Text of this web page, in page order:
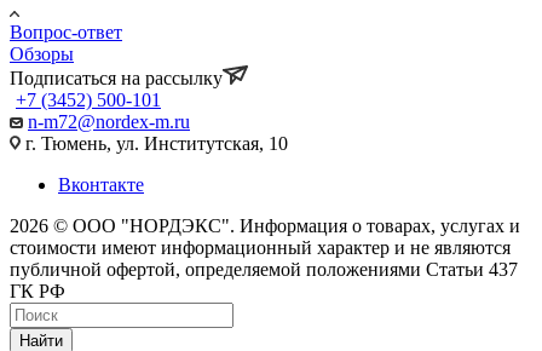
Вопрос-ответ
Обзоры
Подписаться на рассылку
+7 (3452) 500-101
n-m72@nordex-m.ru
г. Тюмень, ул. Институтская, 10
Вконтакте
2026 © ООО "НОРДЭКС". Информация о товарах, услугах и
стоимости имеют информационный характер и не являются
публичной офертой, определяемой положениями Статьи 437
ГК РФ
Найти